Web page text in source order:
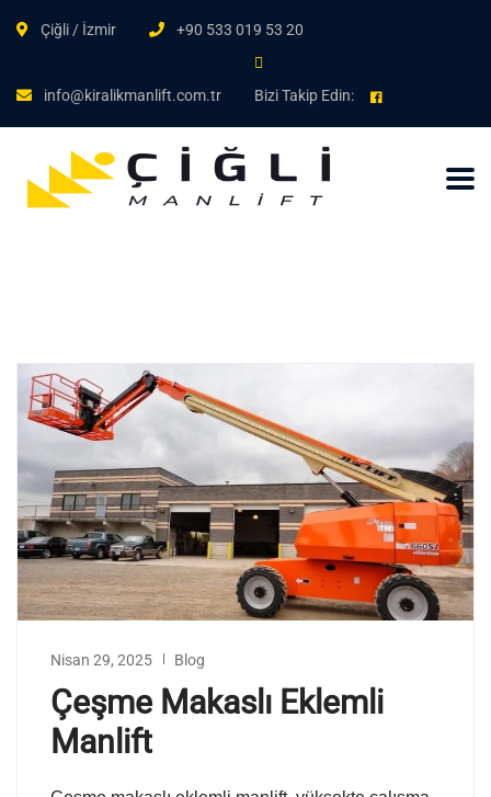
Çiğli / İzmir +90 533 019 53 20
info@kiralikmanlift.com.tr Bizi Takip Edin:
Nisan 29, 2025 Blog
Çeşme Makaslı Eklemli
Manlift